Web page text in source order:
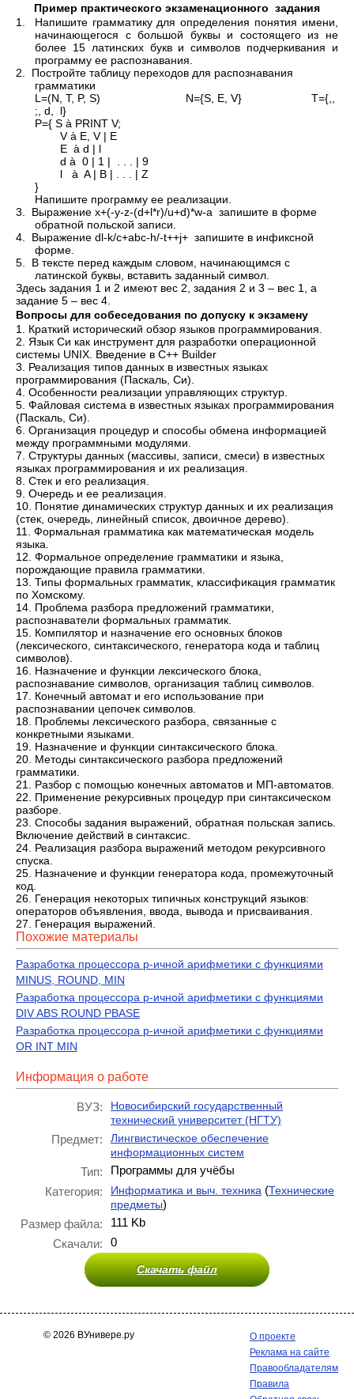
Пример практического экзаменационного задания
1. Напишите грамматику для определения понятия имени,
начинающегося с большой буквы и состоящего из не
более 15 латинских букв и символов подчеркивания и
программу ее распознавания.
2. Постройте таблицу переходов для распознавания
грамматики
L=(N, T, P, S) N={S, E, V} T={,,
;, d, l}
P={ S à PRINT V;
V à E, V | E
E à d | l
d à 0 | 1 | . . . | 9
l à A | B | . . . | Z
}
Напишите программу ее реализации.
3. Выражение x+(-y-z-(d+l*r)/u+d)*w-a запишите в форме
обратной польской записи.
4. Выражение dl-k/c+abc-h/-t++j+ запишите в инфиксной
форме.
5. В тексте перед каждым словом, начинающимся с
латинской буквы, вставить заданный символ.
Здесь задания 1 и 2 имеют вес 2, задания 2 и 3 – вес 1, а
задание 5 – вес 4.
Вопросы для собеседования по допуску к экзамену
1. Краткий исторический обзор языков программирования.
2. Язык Си как инструмент для разработки операционной
системы UNIX. Введение в C++ Builder
3. Реализация типов данных в известных языках
программирования (Паскаль, Си).
4. Особенности реализации управляющих структур.
5. Файловая система в известных языках программирования
(Паскаль, Си).
6. Организация процедур и способы обмена информацией
между программными модулями.
7. Структуры данных (массивы, записи, смеси) в известных
языках программирования и их реализация.
8. Стек и его реализация.
9. Очередь и ее реализация.
10. Понятие динамических структур данных и их реализация
(стек, очередь, линейный список, двоичное дерево).
11. Формальная грамматика как математическая модель
языка.
12. Формальное определение грамматики и языка,
порождающие правила грамматики.
13. Типы формальных грамматик, классификация грамматик
по Хомскому.
14. Проблема разбора предложений грамматики,
распознаватели формальных грамматик.
15. Компилятор и назначение его основных блоков
(лексического, синтаксического, генератора кода и таблиц
символов).
16. Назначение и функции лексического блока,
распознавание символов, организация таблиц символов.
17. Конечный автомат и его использование при
распознавании цепочек символов.
18. Проблемы лексического разбора, связанные с
конкретными языками.
19. Назначение и функции синтаксического блока.
20. Методы синтаксического разбора предложений
грамматики.
21. Разбор с помощью конечных автоматов и МП-автоматов.
22. Применение рекурсивных процедур при синтаксическом
разборе.
23. Способы задания выражений, обратная польская запись.
Включение действий в синтаксис.
24. Реализация разбора выражений методом рекурсивного
спуска.
25. Назначение и функции генератора кода, промежуточный
код.
26. Генерация некоторых типичных конструкций языков:
операторов объявления, ввода, вывода и присваивания.
27. Генерация выражений.
Похожие материалы
Разработка процессора p-ичной арифметики с функциями
MINUS, ROUND, MIN
Разработка процессора р-ичной арифметики с функциями
DIV ABS ROUND PBASE
Разработка процессора р-ичной арифметики с функциями
OR INT MIN
Информация о работе
ВУЗ:
Новосибирский государственный
технический университет (НГТУ)
Предмет:
Лингвистическое обеспечение
информационных систем
Тип:
Программы для учёбы
Категория:
Информатика и выч. техника (Технические
предметы)
Размер файла:
111 Kb
Скачали:
0
Скачать файл
© 2026 ВУнивере.ру
О проекте
Реклама на сайте
Правообладателям
Правила